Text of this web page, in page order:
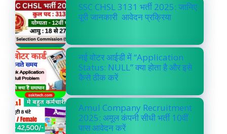
SSC CHSL 3131 भर्ती 2025: जानिए
पूरी जानकारी आवेदन प्रक्रिया
नई वोटर आईडी में “Application
Status: NULL” क्या होता है और इसे
कैसे ठीक करें
Amul Company Recruitment
2025: अमूल कंपनी सीधी भर्ती 10वीं
पास आवेदन करें